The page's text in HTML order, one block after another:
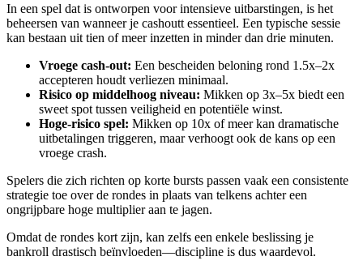
In een spel dat is ontworpen voor intensieve uitbarstingen, is het
beheersen van wanneer je cashoutt essentieel. Een typische sessie
kan bestaan uit tien of meer inzetten in minder dan drie minuten.
Vroege cash‑out: Een bescheiden beloning rond 1.5x–2x
accepteren houdt verliezen minimaal.
Risico op middelhoog niveau: Mikken op 3x–5x biedt een
sweet spot tussen veiligheid en potentiële winst.
Hoge‑risico spel: Mikken op 10x of meer kan dramatische
uitbetalingen triggeren, maar verhoogt ook de kans op een
vroege crash.
Spelers die zich richten op korte bursts passen vaak een consistente
strategie toe over de rondes in plaats van telkens achter een
ongrijpbare hoge multiplier aan te jagen.
Omdat de rondes kort zijn, kan zelfs een enkele beslissing je
bankroll drastisch beïnvloeden—discipline is dus waardevol.